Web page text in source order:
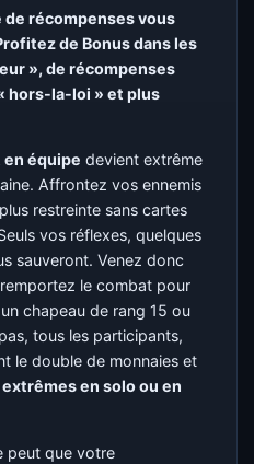
récompenses vous
de Bonus dans les
», de récompenses
hors-la-loi » et plus
en équipe devient extrême
Affrontez vos ennemis
restreinte sans cartes
vos réflexes, quelques
sauveront. Venez donc
le combat pour
chapeau de rang 15 ou
tous les participants,
le double de monnaies et
en solo ou en
peut que votre